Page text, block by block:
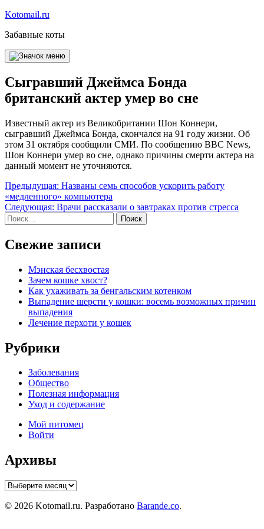
Перейти
содержимому
Kotomail.ru
Забавные коты
Сыгравший Джеймса Бонда
британский актер умер во сне
Известный актер из Великобритании Шон Коннери,
сыгравший Джеймса Бонда, скончался на 91 году жизни. Об
этом 31 октября сообщили СМИ. По сообщению BBC News,
Шон Коннери умер во сне, однако причины смерти актера на
данный момент не уточняются.
Навигация
по
записям
Предыдущая: Названы семь способов ускорить работу
«медленного» компьютера
Следующая: Врачи рассказали о завтраках против стресса
Найти:
Свежие записи
Мэнская бесхвостая
Зачем кошке хвост?
Как ухаживать за бенгальским котенком
Выпадение шерсти у кошки: восемь возможных причин
выпадения
Лечение перхоти у кошек
Рубрики
Заболевания
Общество
Полезная информация
Уход и содержание
Мой питомец
Войти
Архивы
Архивы
© 2026 Kotomail.ru. Разработано Barande.co.